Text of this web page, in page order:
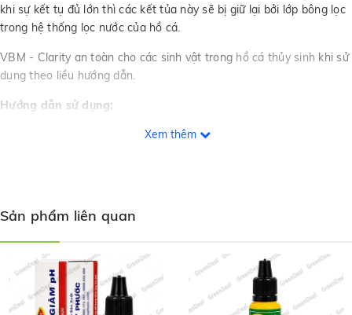
khi sự kết tụ đủ lớn thì các kết tủa này sẽ bị giữ lại bởi lớp bông lọc
trong hệ thống lọc nước của hồ cá.
VBM - Clarity an toàn cho các sinh vật trong hồ cá thủy sinh khi sử
dụng theo liều hướng dẫn.
Hướng dẫn sử dụng:
Thay 30-50% nước trước khi sử dụng và nên dùng kèm
Dùng 1 nắp (5 ml) cho 80 lít nước hồ, nên dùng 1/2 liều
liều còn lại.
Một số hồ thủy sinh sử dụng nguyên liệu lũa đá bị ra màu
nặng có thể phải dùng gấp 2-3 lần liều hướng dẫn để đạt
Xem thêm
Sản phẩm liên quan